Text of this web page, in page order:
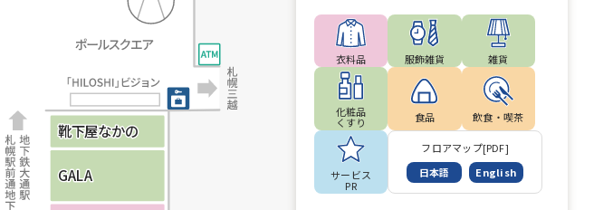
GALA
GALA
GALA
靴下屋なかの
靴下屋なかの
靴下屋なかの
衣料品 服飾雑貨 雑貨
化粧品
くすり 食品 飲食・喫茶
サービス
PR
フロアマップ[PDF]
日本語
English